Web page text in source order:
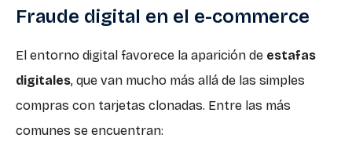
Fraude digital en el e-commerce
El entorno digital favorece la aparición de estafas
digitales, que van mucho más allá de las simples
compras con tarjetas clonadas. Entre las más
comunes se encuentran: